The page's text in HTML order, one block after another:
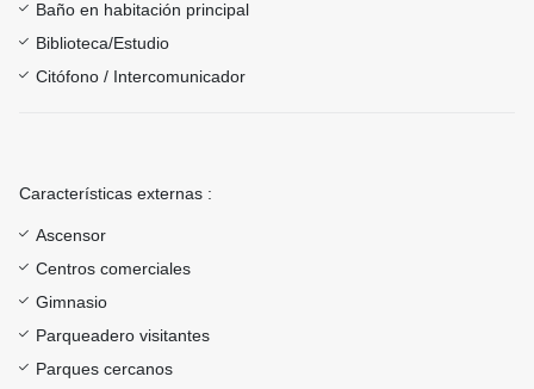
Baño en habitación principal
Biblioteca/Estudio
Citófono / Intercomunicador
Características externas :
Ascensor
Centros comerciales
Gimnasio
Parqueadero visitantes
Parques cercanos